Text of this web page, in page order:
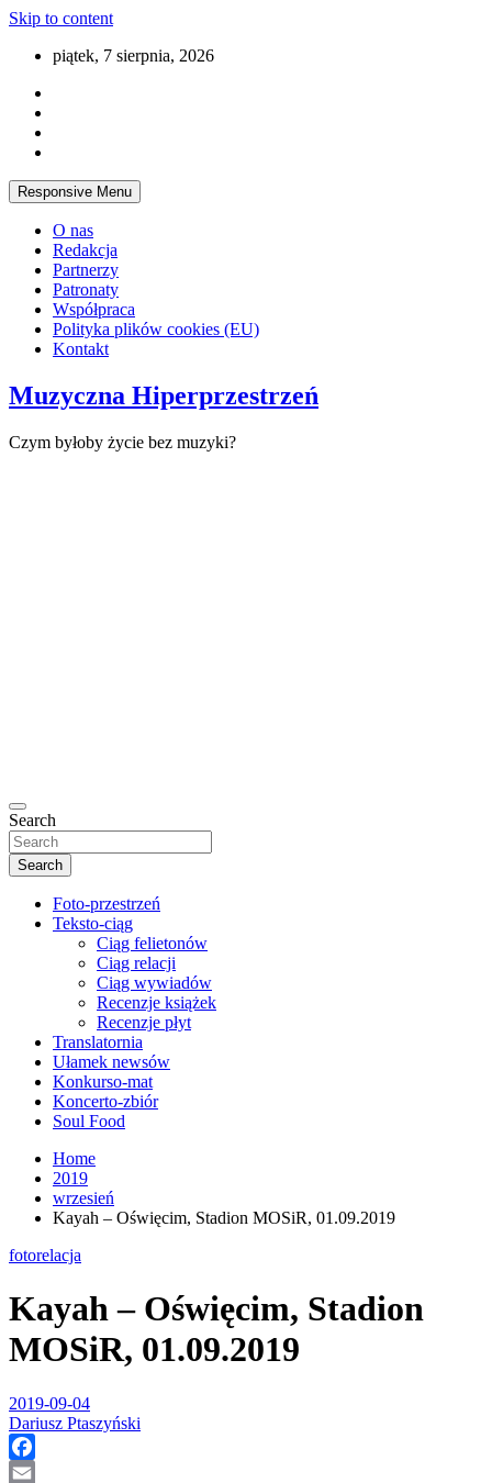
Skip to content
piątek, 7 sierpnia, 2026
Responsive Menu
O nas
Redakcja
Partnerzy
Patronaty
Współpraca
Polityka plików cookies (EU)
Kontakt
Muzyczna Hiperprzestrzeń
Czym byłoby życie bez muzyki?
Search
Search
Foto-przestrzeń
Teksto-ciąg
Ciąg felietonów
Ciąg relacji
Ciąg wywiadów
Recenzje książek
Recenzje płyt
Translatornia
Ułamek newsów
Konkurso-mat
Koncerto-zbiór
Soul Food
Home
2019
wrzesień
Kayah – Oświęcim, Stadion MOSiR, 01.09.2019
fotorelacja
Kayah – Oświęcim, Stadion
MOSiR, 01.09.2019
2019-09-04
Dariusz Ptaszyński
Facebook